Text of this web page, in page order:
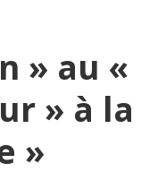
» au «
» à la
»